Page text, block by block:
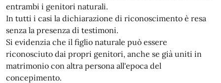
entrambi i genitori naturali.
In tutti i casi la dichiarazione di riconoscimento è resa
senza la presenza di testimoni.
Si evidenzia che il figlio naturale può essere
riconosciuto dai propri genitori, anche se già uniti in
matrimonio con altra persona all'epoca del
concepimento.